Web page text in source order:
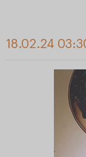
18.02.24